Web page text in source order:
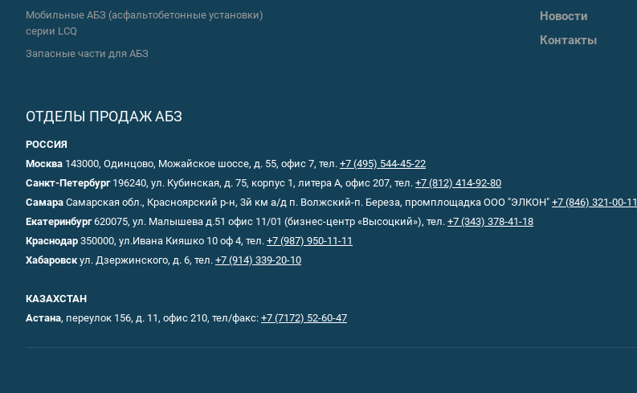
Мобильные АБЗ (асфальтобетонные установки)
серии LCQ
Запасные части для АБЗ
Новости
Контакты
ОТДЕЛЫ ПРОДАЖ АБЗ
РОССИЯ
Москва 143000, Одинцово, Можайское шоссе, д. 55, офис 7, тел. +7 (495) 544-45-22
Санкт-Петербург196240, ул. Кубинская, д. 75, корпус 1, литера А, офис 207, тел. +7 (812) 414-92-80
Самара Самарская обл., Красноярский р-н, 3й км а/д п. Волжский-п. Береза, промплощадка ООО "ЭЛКОН" +7 (846) 321-00-11
Екатеринбург620075, ул. Малышева д.51 офис 11/01 (бизнес-центр «Высоцкий»), тел. +7 (343) 378-41-18
Краснодар 350000, ул.Ивана Кияшко 10 оф 4, тел. +7 (987) 950-11-11
Хабаровск ул. Дзержинского, д. 6, тел. +7 (914) 339-20-10
КАЗАХСТАН
Астана, переулок 156, д. 11, офис 210, тел/факс: +7 (7172) 52-60-47